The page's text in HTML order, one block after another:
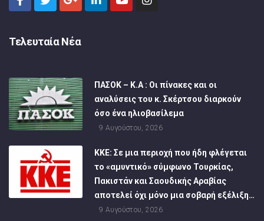
Τελευταία Νέα
ΠΑΣΟΚ – Κ.Α : Οι πίνακες και οι
αναλύσεις του κ. Σκέρτσου διαρκούν
όσο ένα ηλιοβασίλεμα
9 Αυγούστου, 2026
ΚΚΕ: Σε μια περιοχή που ήδη φλέγεται
το «αμυντικό» σύμφωνο Τουρκίας,
Πακιστάν και Σαουδικής Αραβίας
αποτελεί όχι μόνο μια σοβαρή εξέλιξη…
9 Αυγούστου, 2026